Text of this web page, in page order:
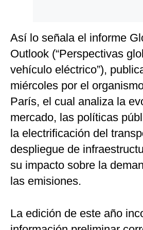
Así lo señala el informe
Outlook (“Perspectivas
vehículo eléctrico”),
miércoles por el
París, el cual analiza la
mercado, las políticas
la electrificación del
despliegue de
su impacto sobre la
las emisiones.
La edición de este año